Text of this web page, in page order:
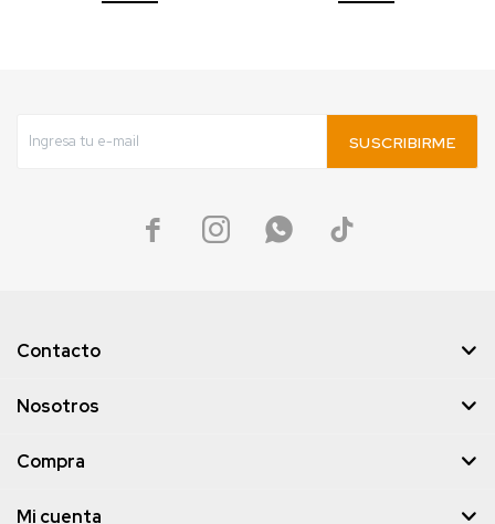
SUSCRIBIRME
   
Contacto
Nosotros
Compra
Mi cuenta